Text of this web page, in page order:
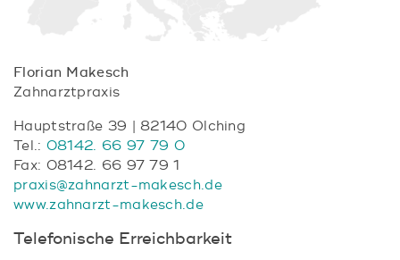
Florian Makesch
Zahnarztpraxis
Hauptstraße 39 | 82140 Olching
Tel.: 08142. 66 97 79 0
Fax: 08142. 66 97 79 1
praxis@zahnarzt-makesch.de
www.zahnarzt-makesch.de
Telefonische Erreichbarkeit